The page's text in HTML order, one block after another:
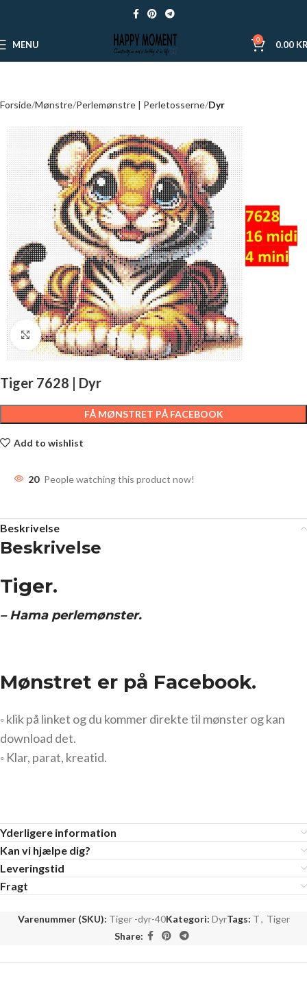
MENU 0 0.00
Forside Mønstre Perlemønstre | Perletosserne Dyr
Click to enlarge
Tiger 7628 | Dyr
FÅ MØNSTRET PÅ FACEBOOK
Add to wishlist
20 People watching this product now!
Beskrivelse
Beskrivelse
Tiger.
– Hama perlemønster.
Mønstret er på Facebook.
◦ klik på linket og du kommer direkte til mønster og kan
download det.
◦ Klar, parat, kreatid.
Yderligere information
Kan vi hjælpe dig?
Leveringstid
Fragt
Varenummer (SKU): Tiger -dyr-40Kategori: DyrTags: T, Tiger
Share: